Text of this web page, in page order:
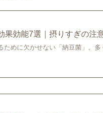
果効能7選｜摂りすぎの注
ために欠かせない「納豆菌」。